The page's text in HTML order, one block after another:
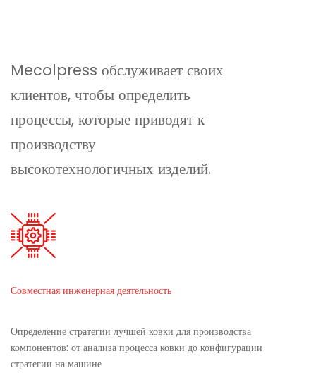
Mecolpress обслуживает своих
клиентов, чтобы определить
процессы, которые приводят к
производству
высокотехнологичных изделий.
Совместная инженерная деятельность
Определение стратегии лучшей ковки для производства
компонентов: от анализа процесса ковки до конфигурации
стратегии на машине